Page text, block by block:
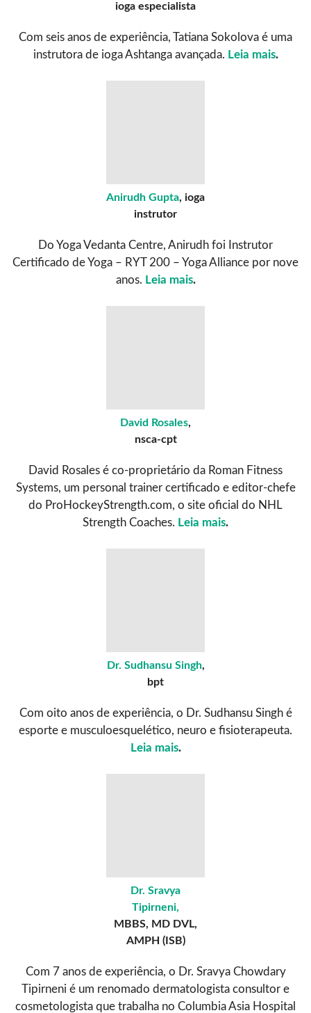
ioga especialista
Com seis anos de experiência, Tatiana Sokolova é uma
instrutora de ioga Ashtanga avançada. Leia mais.
Anirudh Gupta, ioga
instrutor
Do Yoga Vedanta Centre, Anirudh foi Instrutor
Certificado de Yoga – RYT 200 – Yoga Alliance por nove
anos. Leia mais.
David Rosales,
nsca-cpt
David Rosales é co-proprietário da Roman Fitness
Systems, um personal trainer certificado e editor-chefe
do ProHockeyStrength.com, o site oficial do NHL
Strength Coaches. Leia mais.
Dr. Sudhansu Singh,
bpt
Com oito anos de experiência, o Dr. Sudhansu Singh é
esporte e musculoesquelético, neuro e fisioterapeuta.
Leia mais.
Dr. Sravya
Tipirneni,
MBBS, MD DVL,
AMPH (ISB)
Com 7 anos de experiência, o Dr. Sravya Chowdary
Tipirneni é um renomado dermatologista consultor e
cosmetologista que trabalha no Columbia Asia Hospital